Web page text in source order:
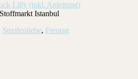
Lilly (inkl. Anleitung)
Istanbul
Streifenliebe, Freutag